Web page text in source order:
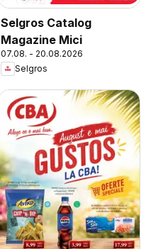
Selgros Catalog
Magazine Mici
07.08. - 20.08.2026
Selgros